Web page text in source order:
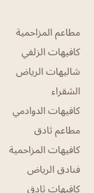
مطاعم المزاحمية
كافيهات الزلفي
شاليهات الرياض
الشقراء
كافيهات الدوادمي
مطاعم ثادق
كافيهات المزاحمية
فنادق الرياض
كافيهات ثادق